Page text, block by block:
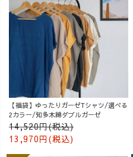
【福袋】ゆったりガーゼTシャツ/選べる
2カラー/知多木綿ダブルガーゼ
14,520円(税込)
13,970円(税込)